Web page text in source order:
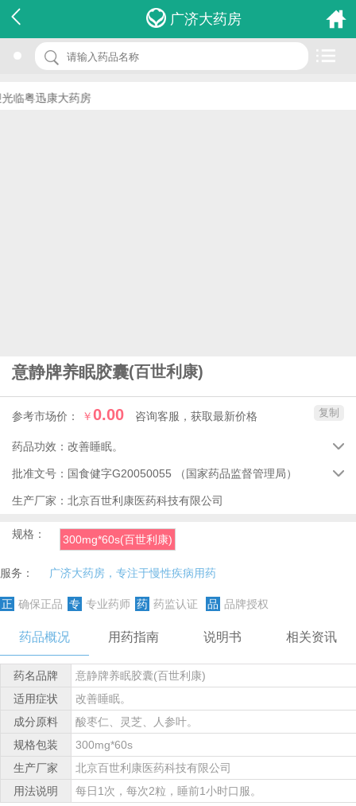
广济大药房
粤迅康大药房
意静牌养眠胶囊(百世利康)
参考市场价： ￥0.00 咨询客服，获取最新价格
名 称：意静牌养眠胶囊
品 牌：(百世利康)
复制
药品功效： 改善睡眠。 
批准文号： 国食健字G20050055 （国家药品监督管理局） 
生产厂家： 北京百世利康医药科技有限公司
规格： 300mg*60s(百世利康)
服务： 广济大药房，专注于慢性疾病用药
正 确保正品 专 专业药师 药 药监认证 品 品牌授权
药品概况 用药指南 说明书 相关资讯
药名品牌
意静牌养眠胶囊(百世利康)
适用症状
改善睡眠。
成分原料
酸枣仁、灵芝、人参叶。
规格包装
300mg*60s
生产厂家
北京百世利康医药科技有限公司
用法说明
每日1次，每次2粒，睡前1小时口服。